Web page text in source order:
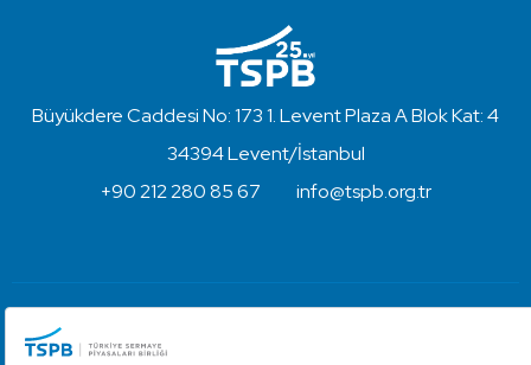
Büyükdere Caddesi No: 173 1. Levent Plaza A Blok Kat: 4
34394 Levent/İstanbul
+90 212 280 85 67
info@tspb.org.tr